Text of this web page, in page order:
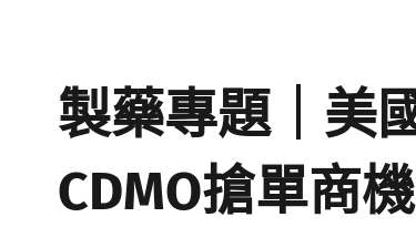
製藥專題｜美
CDMO搶單商機